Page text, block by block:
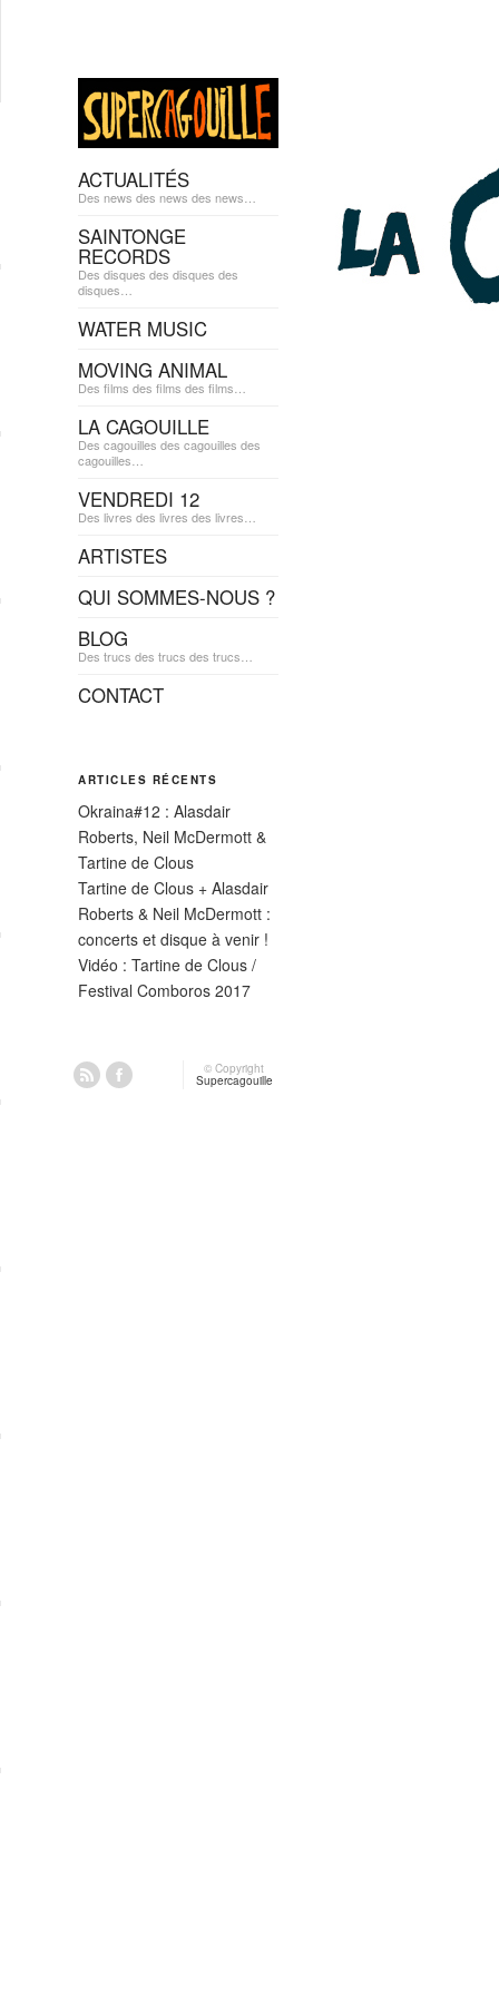
ACTUALITÉS
Des news des news des news…
SAINTONGE
RECORDS
Des disques des disques des
disques…
WATER MUSIC
MOVING ANIMAL
Des films des films des films…
LA CAGOUILLE
Des cagouilles des cagouilles des
cagouilles…
VENDREDI 12
Des livres des livres des livres…
ARTISTES
QUI SOMMES-NOUS ?
BLOG
Des trucs des trucs des trucs…
CONTACT
ARTICLES RÉCENTS
Okraina#12 : Alasdair
Roberts, Neil McDermott &
Tartine de Clous
Tartine de Clous + Alasdair
Roberts & Neil McDermott :
concerts et disque à venir !
Vidéo : Tartine de Clous /
Festival Comboros 2017
© Copyright
Supercagouille